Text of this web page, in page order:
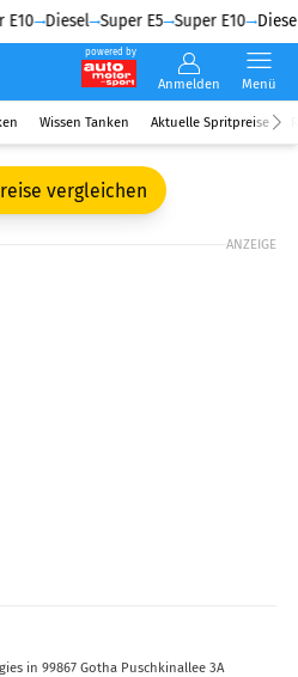
Diesel Super E5 Super E10 Diesel
powered by
Anmelden Menü
Wissen Tanken Aktuelle Spritpreise
vergleichen
ANZEIGE
in 99867 Gotha Puschkinallee 3A